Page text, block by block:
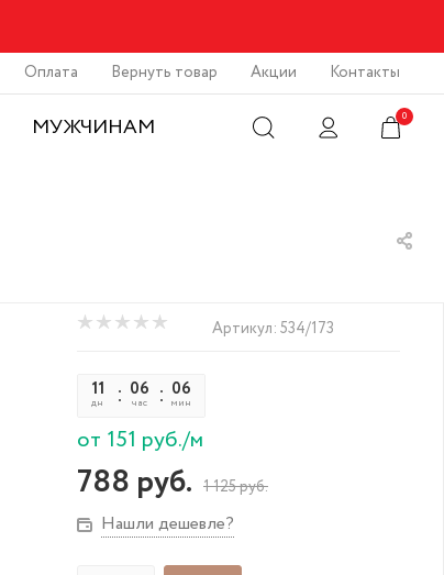
Оплата Вернуть товар Акции Контакты
МУЖЧИНАМ 0
Артикул: 534/173
11
дн
06
час
06
мин
от 151 руб./м
788 руб. 1 125руб.
Нашли дешевле?